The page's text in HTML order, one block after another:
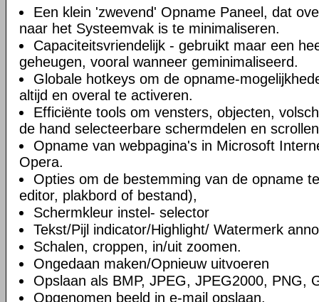
Een klein 'zwevend' Opname Paneel, dat
naar het Systeemvak is te minimaliseren.
Capaciteitsvriendelijk - gebruikt maar een
geheugen, vooral wanneer geminimaliseerd.
Globale hotkeys om de opname-
altijd en overal te activeren.
Efficiënte tools om vensters, objecten,
de hand selecteerbare schermdelen en
Opname van webpagina's in Microsoft
Opera.
Opties om de bestemming van de opname
editor, plakbord of bestand),
Schermkleur instel- selector
Tekst/Pijl indicator/Highlight/ Watermerk
Schalen, croppen, in/uit zoomen.
Ongedaan maken/Opnieuw uitvoeren
Opslaan als BMP, JPEG, JPEG2000, PNG,
Opgenomen beeld in e-mail opslaan.